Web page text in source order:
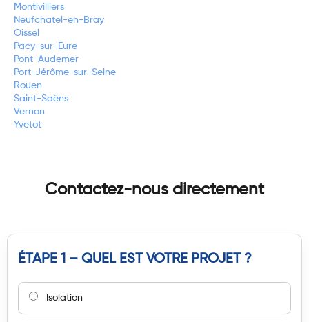
Montivilliers
Neufchatel-en-Bray
Oissel
Pacy-sur-Eure
Pont-Audemer
Port-Jérôme-sur-Seine
Rouen
Saint-Saëns
Vernon
Yvetot
Contactez-nous directement
ÉTAPE 1 – QUEL EST VOTRE PROJET ?
Isolation